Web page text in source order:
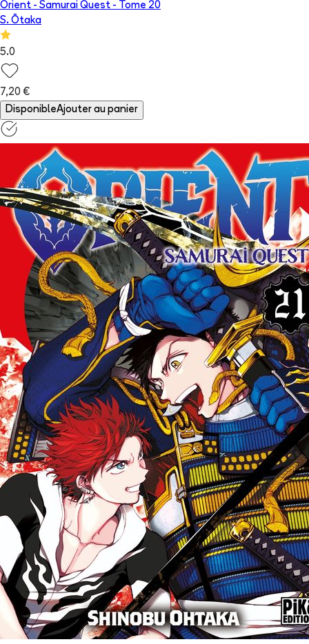
Orient - Samurai Quest - Tome 20
S. Ōtaka
5.0
7,20 €
DisponibleAjouter au panier